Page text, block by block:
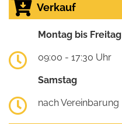
Verkauf
Montag bis Freitag
09:00 - 17:30 Uhr
Samstag
nach Vereinbarung